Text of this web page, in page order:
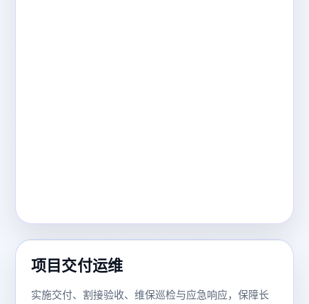
项目交付运维
实施交付、割接验收、维保巡检与应急响应，保障长